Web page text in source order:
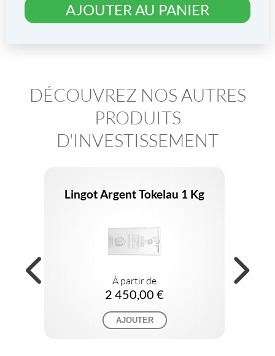
AJOUTER AU PANIER
DÉCOUVREZ NOS AUTRES
PRODUITS
D'INVESTISSEMENT
Lingot Argent Tokelau 1 Kg
À partir de
2 450,00 €
AJOUTER